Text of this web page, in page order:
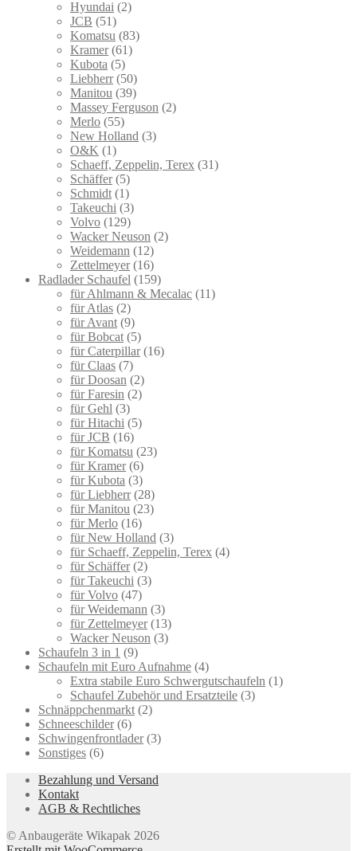
Hyundai (2)
JCB (51)
Komatsu (83)
Kramer (61)
Kubota (5)
Liebherr (50)
Manitou (39)
Massey Ferguson (2)
Merlo (55)
New Holland (3)
O&K (1)
Schaeff, Zeppelin, Terex (31)
Schäffer (5)
Schmidt (1)
Takeuchi (3)
Volvo (129)
Wacker Neuson (2)
Weidemann (12)
Zettelmeyer (16)
Radlader Schaufel (159)
für Ahlmann & Mecalac (11)
für Atlas (2)
für Avant (9)
für Bobcat (5)
für Caterpillar (16)
für Claas (7)
für Doosan (2)
für Faresin (2)
für Gehl (3)
für Hitachi (5)
für JCB (16)
für Komatsu (23)
für Kramer (6)
für Kubota (3)
für Liebherr (28)
für Manitou (23)
für Merlo (16)
für New Holland (3)
für Schaeff, Zeppelin, Terex (4)
für Schäffer (2)
für Takeuchi (3)
für Volvo (47)
für Weidemann (3)
für Zettelmeyer (13)
Wacker Neuson (3)
Schaufeln 3 in 1 (9)
Schaufeln mit Euro Aufnahme (4)
Extra stabile Euro Schwergutschaufeln (1)
Schaufel Zubehör und Ersatzteile (3)
Schnäppchenmarkt (2)
Schneeschilder (6)
Schwingenfrontlader (3)
Sonstiges (6)
Bezahlung und Versand
Kontakt
AGB & Rechtliches
© Anbaugeräte Wikapak 2026